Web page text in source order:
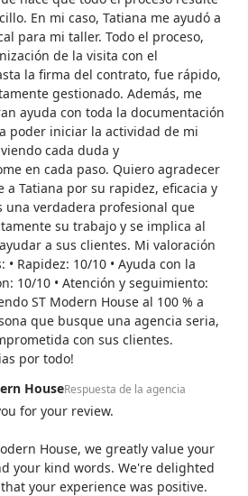
En mi caso, Tatiana me ayudó a
para mi taller. Todo el proceso,
de la visita con el
la firma del contrato, fue rápido,
gestionado. Además, me
ayuda con toda la documentación
poder iniciar la actividad de mi
cada duda y
en cada paso. Quiero agradecer
a Tatiana por su rapidez, eficacia y
una verdadera profesional que
su trabajo y se implica al
a sus clientes. Mi valoración
• Rapidez: 10/10 • Ayuda con la
10/10 • Atención y seguimiento:
ST Modern House al 100 % a
que busque una agencia seria,
con sus clientes.
por todo!
HouseRespuesta de la agencia
for your review.
House, we greatly value your
your kind words. We're delighted
your experience was positive.